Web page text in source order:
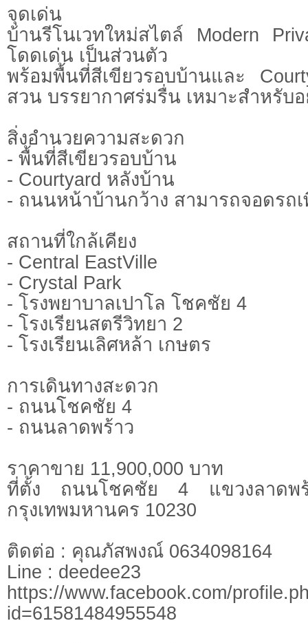
จุดเด่น
บ้านรีโนเวทใหม่สไตล์ Modern
โดดเด่น เป็นส่วนตัว
พร้อมพื้นที่สีเขียวรอบบ้านและ
สวน บรรยากาศร่มรื่น เหมาะสำหรับ
สิ่งอำนวยความสะดวก
- พื้นที่สีเขียวรอบบ้าน
- Courtyard หลังบ้าน
- ถนนหน้าบ้านกว้าง สามารถจอดรถ
สถานที่ใกล้เคียง
- Central EastVille
- Crystal Park
- โรงพยาบาลเปาโล โชคชัย 4
- โรงเรียนสตรีวิทยา 2
- โรงเรียนเลิศหล้า เกษตร
การเดินทางสะดวก
- ถนนโชคชัย 4
- ถนนลาดพร้าว
ราคาขาย 11,900,000 บาท
ที่ตั้ง ถนนโชคชัย 4 แขวงลาดพร้
กรุงเทพมหานคร 10230
ติดต่อ : คุณภัสพงณ์ 0634098164
Line : deedee23
https://www.facebook.com/
id=61581484955548